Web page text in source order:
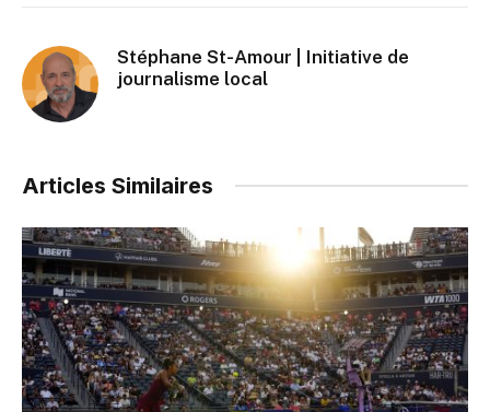
Stéphane St-Amour | Initiative de
journalisme local
Articles Similaires